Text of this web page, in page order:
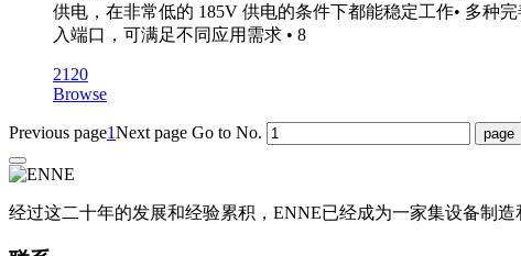
供电，在非常低的 185V 供电的条件下都能稳定工作• 多种
入端口，可满足不同应用需求 • 8
2120
Browse
Previous page1Next page Go to No.
经过这二十年的发展和经验累积，ENNE已经成为一家集设备制